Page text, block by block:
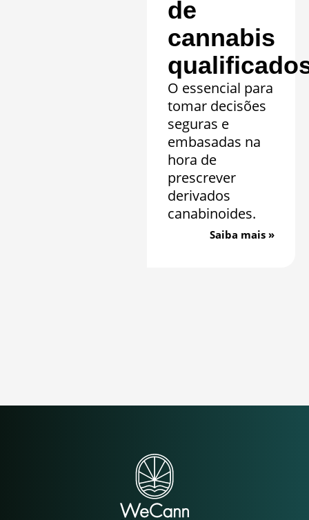
de
cannabis
O essencial para
tomar decisões
seguras e
embasadas na
hora de
prescrever
derivados
canabinoides.
Saiba mais »